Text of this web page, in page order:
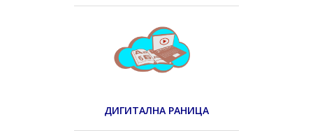
ДИГИТАЛНА РАНИЦА